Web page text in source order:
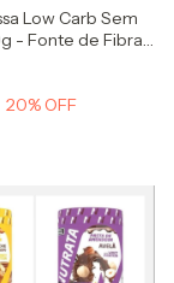
Low Carb Sem
- Fonte de Fibra
20% OFF